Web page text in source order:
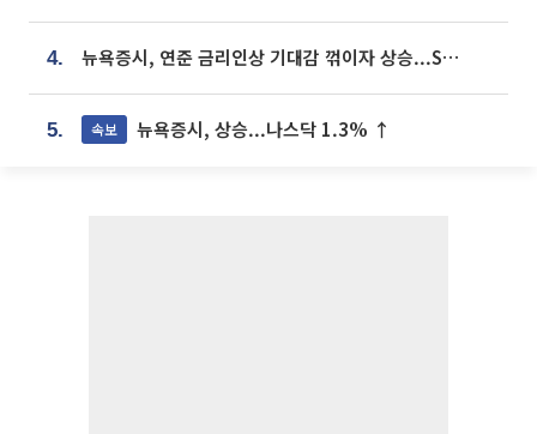
4. 뉴욕증시, 연준 금리인상 기대감 꺾이자 상승...S&P500 사상 최고치 [종합]
5. 속보 뉴욕증시, 상승...나스닥 1.3% ↑